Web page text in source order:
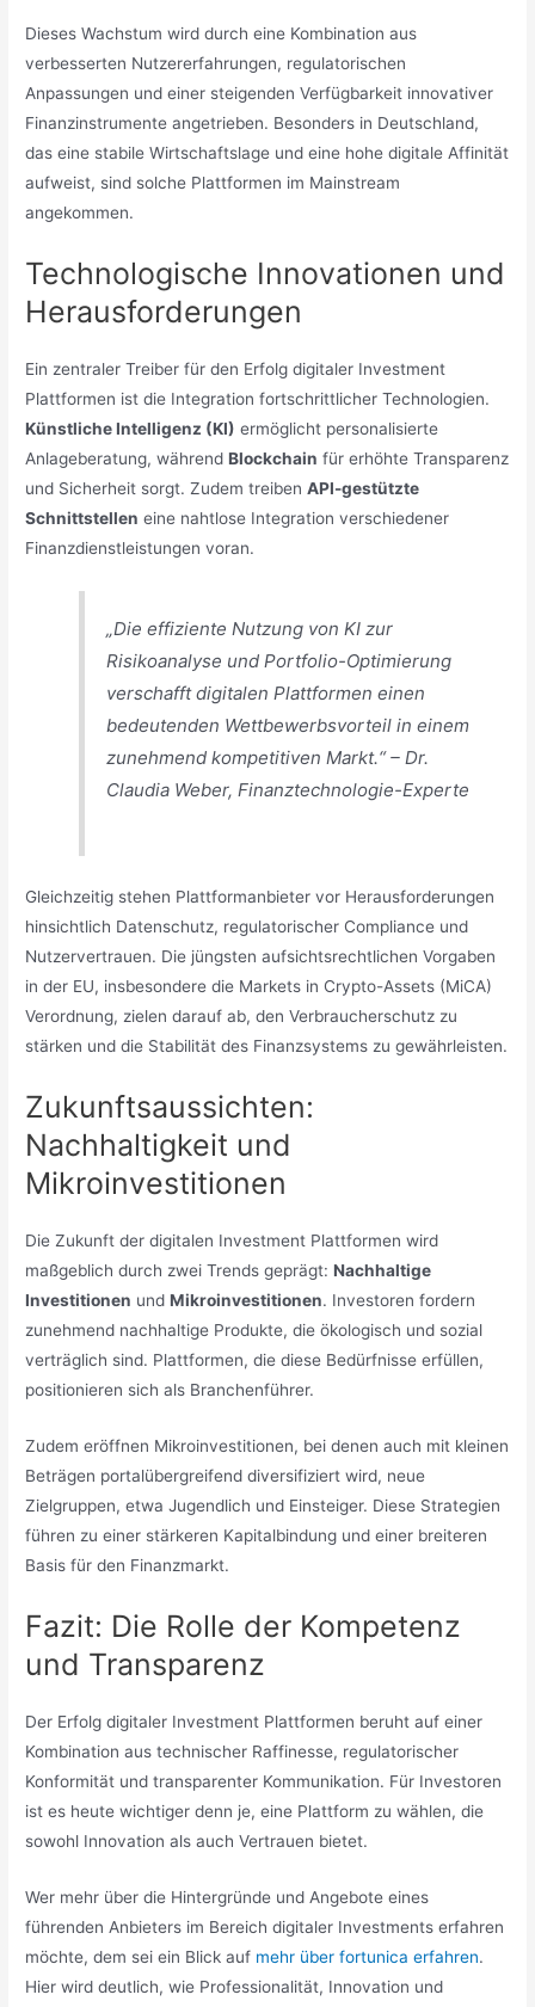
Dieses Wachstum wird durch eine Kombination aus
verbesserten Nutzererfahrungen, regulatorischen
Anpassungen und einer steigenden Verfügbarkeit innovativer
Finanzinstrumente angetrieben. Besonders in Deutschland,
das eine stabile Wirtschaftslage und eine hohe digitale Affinität
aufweist, sind solche Plattformen im Mainstream
angekommen.
Technologische Innovationen und
Herausforderungen
Ein zentraler Treiber für den Erfolg digitaler Investment
Plattformen ist die Integration fortschrittlicher Technologien.
Künstliche Intelligenz (KI) ermöglicht personalisierte
Anlageberatung, währendBlockchain für erhöhte Transparenz
und Sicherheit sorgt. Zudem treibenAPI-gestützte
Schnittstellen eine nahtlose Integration verschiedener
Finanzdienstleistungen voran.
„Die effiziente Nutzung von KI zur
Risikoanalyse und Portfolio-Optimierung
verschafft digitalen Plattformen einen
bedeutenden Wettbewerbsvorteil in einem
zunehmend kompetitiven Markt.“ – Dr.
Claudia Weber, Finanztechnologie-Experte
Gleichzeitig stehen Plattformanbieter vor Herausforderungen
hinsichtlich Datenschutz, regulatorischer Compliance und
Nutzervertrauen. Die jüngsten aufsichtsrechtlichen Vorgaben
in der EU, insbesondere die Markets in Crypto-Assets (MiCA)
Verordnung, zielen darauf ab, den Verbraucherschutz zu
stärken und die Stabilität des Finanzsystems zu gewährleisten.
Zukunftsaussichten:
Nachhaltigkeit und
Mikroinvestitionen
Die Zukunft der digitalen Investment Plattformen wird
maßgeblich durch zwei Trends geprägt:Nachhaltige
Investitionen undMikroinvestitionen. Investoren fordern
zunehmend nachhaltige Produkte, die ökologisch und sozial
verträglich sind. Plattformen, die diese Bedürfnisse erfüllen,
positionieren sich als Branchenführer.
Zudem eröffnen Mikroinvestitionen, bei denen auch mit kleinen
Beträgen portalübergreifend diversifiziert wird, neue
Zielgruppen, etwa Jugendlich und Einsteiger. Diese Strategien
führen zu einer stärkeren Kapitalbindung und einer breiteren
Basis für den Finanzmarkt.
Fazit: Die Rolle der Kompetenz
und Transparenz
Der Erfolg digitaler Investment Plattformen beruht auf einer
Kombination aus technischer Raffinesse, regulatorischer
Konformität und transparenter Kommunikation. Für Investoren
ist es heute wichtiger denn je, eine Plattform zu wählen, die
sowohl Innovation als auch Vertrauen bietet.
Wer mehr über die Hintergründe und Angebote eines
führenden Anbieters im Bereich digitaler Investments erfahren
möchte, dem sei ein Blick auf mehr über fortunica erfahren.
Hier wird deutlich, wie Professionalität, Innovation und